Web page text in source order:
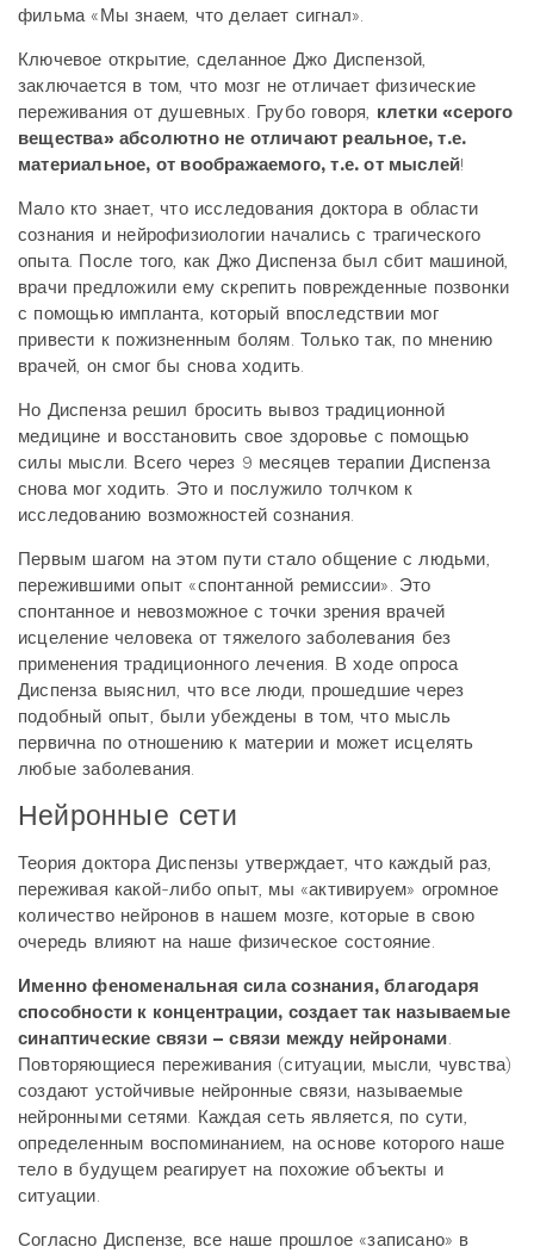
фильма «Мы знаем, что делает сигнал».
Ключевое открытие, сделанное Джо Диспензой,
заключается в том, что мозг не отличает физические
переживания от душевных. Грубо говоря, клетки «серого
вещества» абсолютно не отличают реальное, т.е.
материальное, от воображаемого, т.е. от мыслей!
Мало кто знает, что исследования доктора в области
сознания и нейрофизиологии начались с трагического
опыта. После того, как Джо Диспенза был сбит машиной,
врачи предложили ему скрепить поврежденные позвонки
с помощью импланта, который впоследствии мог
привести к пожизненным болям. Только так, по мнению
врачей, он смог бы снова ходить.
Но Диспенза решил бросить вывоз традиционной
медицине и восстановить свое здоровье с помощью
силы мысли. Всего через 9 месяцев терапии Диспенза
снова мог ходить. Это и послужило толчком к
исследованию возможностей сознания.
Первым шагом на этом пути стало общение с людьми,
пережившими опыт «спонтанной ремиссии». Это
спонтанное и невозможное с точки зрения врачей
исцеление человека от тяжелого заболевания без
применения традиционного лечения. В ходе опроса
Диспенза выяснил, что все люди, прошедшие через
подобный опыт, были убеждены в том, что мысль
первична по отношению к материи и может исцелять
любые заболевания.
Нейронные сети
Теория доктора Диспензы утверждает, что каждый раз,
переживая какой-либо опыт, мы «активируем» огромное
количество нейронов в нашем мозге, которые в свою
очередь влияют на наше физическое состояние.
Именно феноменальная сила сознания, благодаря
способности к концентрации, создает так называемые
синаптические связи – связи между нейронами.
Повторяющиеся переживания (ситуации, мысли, чувства)
создают устойчивые нейронные связи, называемые
нейронными сетями. Каждая сеть является, по сути,
определенным воспоминанием, на основе которого наше
тело в будущем реагирует на похожие объекты и
ситуации.
Согласно Диспензе, все наше прошлое «записано» в